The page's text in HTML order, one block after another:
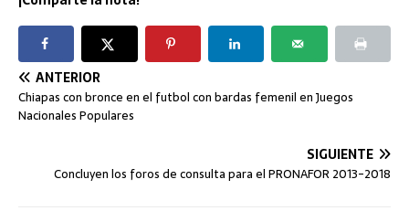
ANTERIOR
Chiapas con bronce en el futbol con bardas femenil en Juegos
Nacionales Populares
SIGUIENTE
Concluyen los foros de consulta para el PRONAFOR 2013-2018